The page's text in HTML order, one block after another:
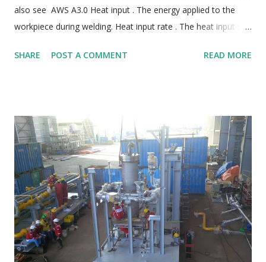
also see AWS A3.0 Heat input . The energy applied to the
workpiece during welding. Heat input rate . The heat input per
viewed as a main influencing factor on the properties of
factor k are in accordance with Table 1 of EN 1011-1 : 2009.
ASME IX 2017 What is the difference between arc energy and
heat input? Arc energy is the energy supplied by the welding
arc to the workpiece before the efficiency of the process is
considered. BS EN ISO 15614-1 : 2017 Welding qualification
for all positions, see Section 8.4.2 and topic , Welding position
requirement in BS EN ISO 15614-1. Heat input determination
and...
SHARE POST A COMMENT READ MORE